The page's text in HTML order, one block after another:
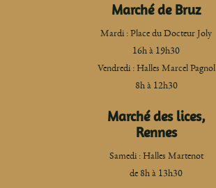
Marché de Bruz
Mardi : Place du Docteur Joly
16h à 19h30
Vendredi : Halles Marcel Pagnol
8h à 12h30
Marché des lices,
Rennes
Samedi : Halles Martenot
de 8h à 13h30